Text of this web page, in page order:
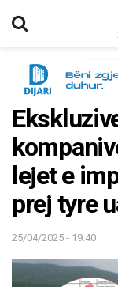
lejet e
prej tyre
25/04/2025 - 19:40